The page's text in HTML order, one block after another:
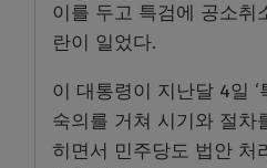
이를 두고 특검에 공소취
란이 일었다.
이 대통령이 지난달 4일
숙의를 거쳐 시기와 절차
히면서 민주당도 법안 처